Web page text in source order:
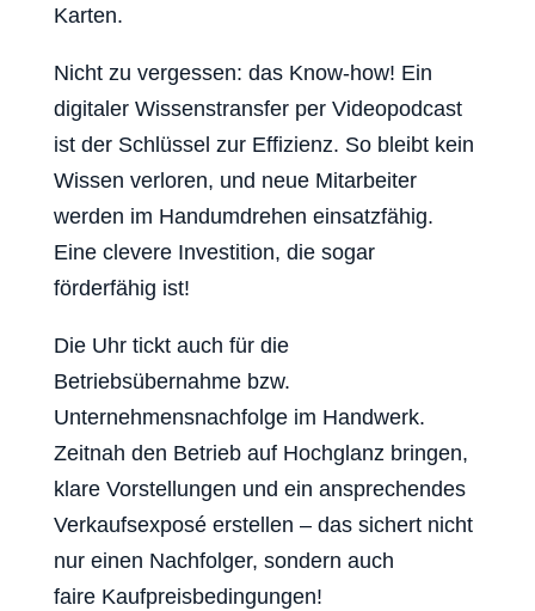
Karten.
Nicht zu vergessen: das Know-how! Ein
digitaler Wissenstransfer per Videopodcast
ist der Schlüssel zur Effizienz. So bleibt kein
Wissen verloren, und neue Mitarbeiter
werden im Handumdrehen einsatzfähig.
Eine clevere Investition, die sogar
förderfähig ist!
Die Uhr tickt auch für die
Betriebsübernahme bzw.
Unternehmensnachfolge im Handwerk.
Zeitnah den Betrieb auf Hochglanz bringen,
klare Vorstellungen und ein ansprechendes
Verkaufsexposé erstellen – das sichert nicht
nur einen Nachfolger, sondern auch
faire Kaufpreisbedingungen!